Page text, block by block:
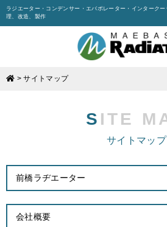
ラジエーター・コンデンサー・エバポレーター・インターク
理、改造、製作
>サイトマップ
SITE
サイトマップ
前橋ラヂエーター
会社概要